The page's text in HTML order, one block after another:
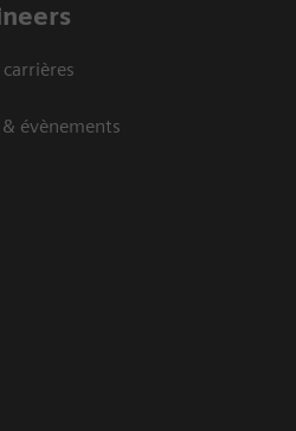
évènements